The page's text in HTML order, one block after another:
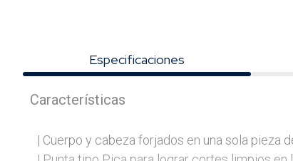
Especificaciones
Características
| Cuerpo y cabeza forjados en una sola pieza